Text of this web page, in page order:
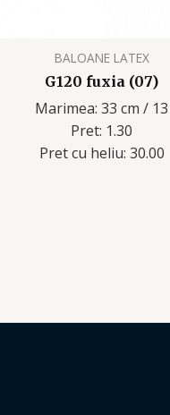
BALOANE LATEX
G120 fuxia (07)
Marimea: 33 cm / 13
Pret: 1.30
Pret cu heliu: 30.00